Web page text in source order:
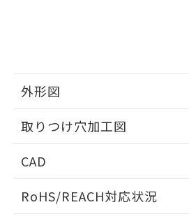
外形図
取りつけ穴加工図
CAD
ドすることができます。
RoHS/REACH対応状況
品・サービスに関する
をご了承ください。
※当社の共同利用者とは
下記の非含有証明書をダウ
とができます。
EU RoHS指令（10物質）の
51物質の非含有証明書（当社
※本証明書は発行日時点で
ものではありません。
また、RoHS指令のフタル
物質の対応では、対応完了ま